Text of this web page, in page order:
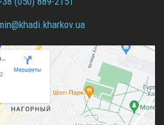
khadi.kharkov.ua